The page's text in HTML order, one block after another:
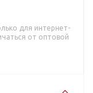
для интернет-
от оптовой